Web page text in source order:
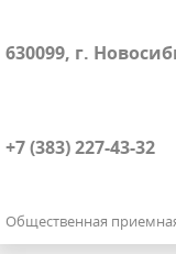
630099, г.
+7 (383) 227-43-32
Общественная